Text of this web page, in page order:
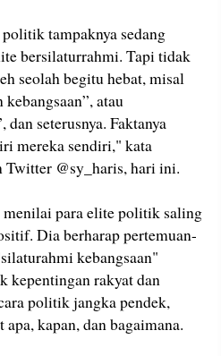
tampaknya sedang
bersilaturrahmi. Tapi tidak
seolah begitu hebat, misal
kebangsaan”, atau
seterusnya. Faktanya
mereka sendiri," kata
@sy_haris, hari ini.
menilai para elite politik saling
Dia berharap pertemuan-
kebangsaan"
kepentingan rakyat dan
politik jangka pendek,
kapan, dan bagaimana.